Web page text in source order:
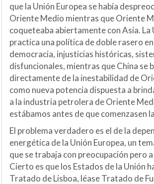
que la Unión Europea se había
Oriente Medio mientras que Oriente
coqueteaba abiertamente con Asia. La
practica una política de doble rasero
democracia, injusticias históricas,
disfuncionales, mientras que China se
directamente de la inestabilidad de
como nueva potencia dispuesta a
a la industria petrolera de Oriente
estábamos antes de que comenzasen
El problema verdadero es el de la
energética de la Unión Europea, un
que se trabaja con preocupación pero
Cierto es que los Estados de la Unión
Tratado de Lisboa, léase Tratado de